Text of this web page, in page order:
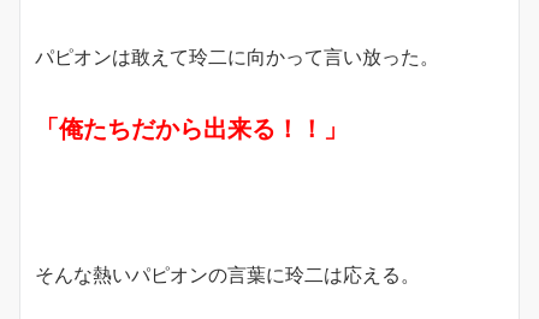
パピオンは敢えて玲二に向かって言い放った。
「俺たちだから出来る！！」
そんな熱いパピオンの言葉に玲二は応える。